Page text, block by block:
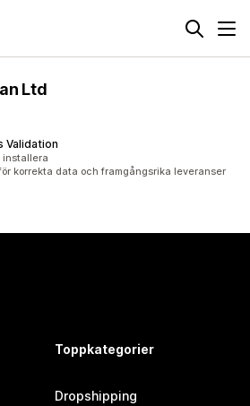
Ltd
Validation
installera
korrekta data och framgångsrika leveranser
Toppkategorier
Dropshipping